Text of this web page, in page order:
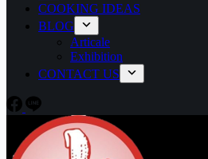
COOKING IDEAS
BLOG
Articale
Exhibition
CONTACT US